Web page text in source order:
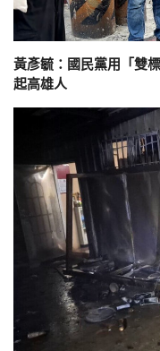
黃彥毓：國民黨用「雙
起高雄人